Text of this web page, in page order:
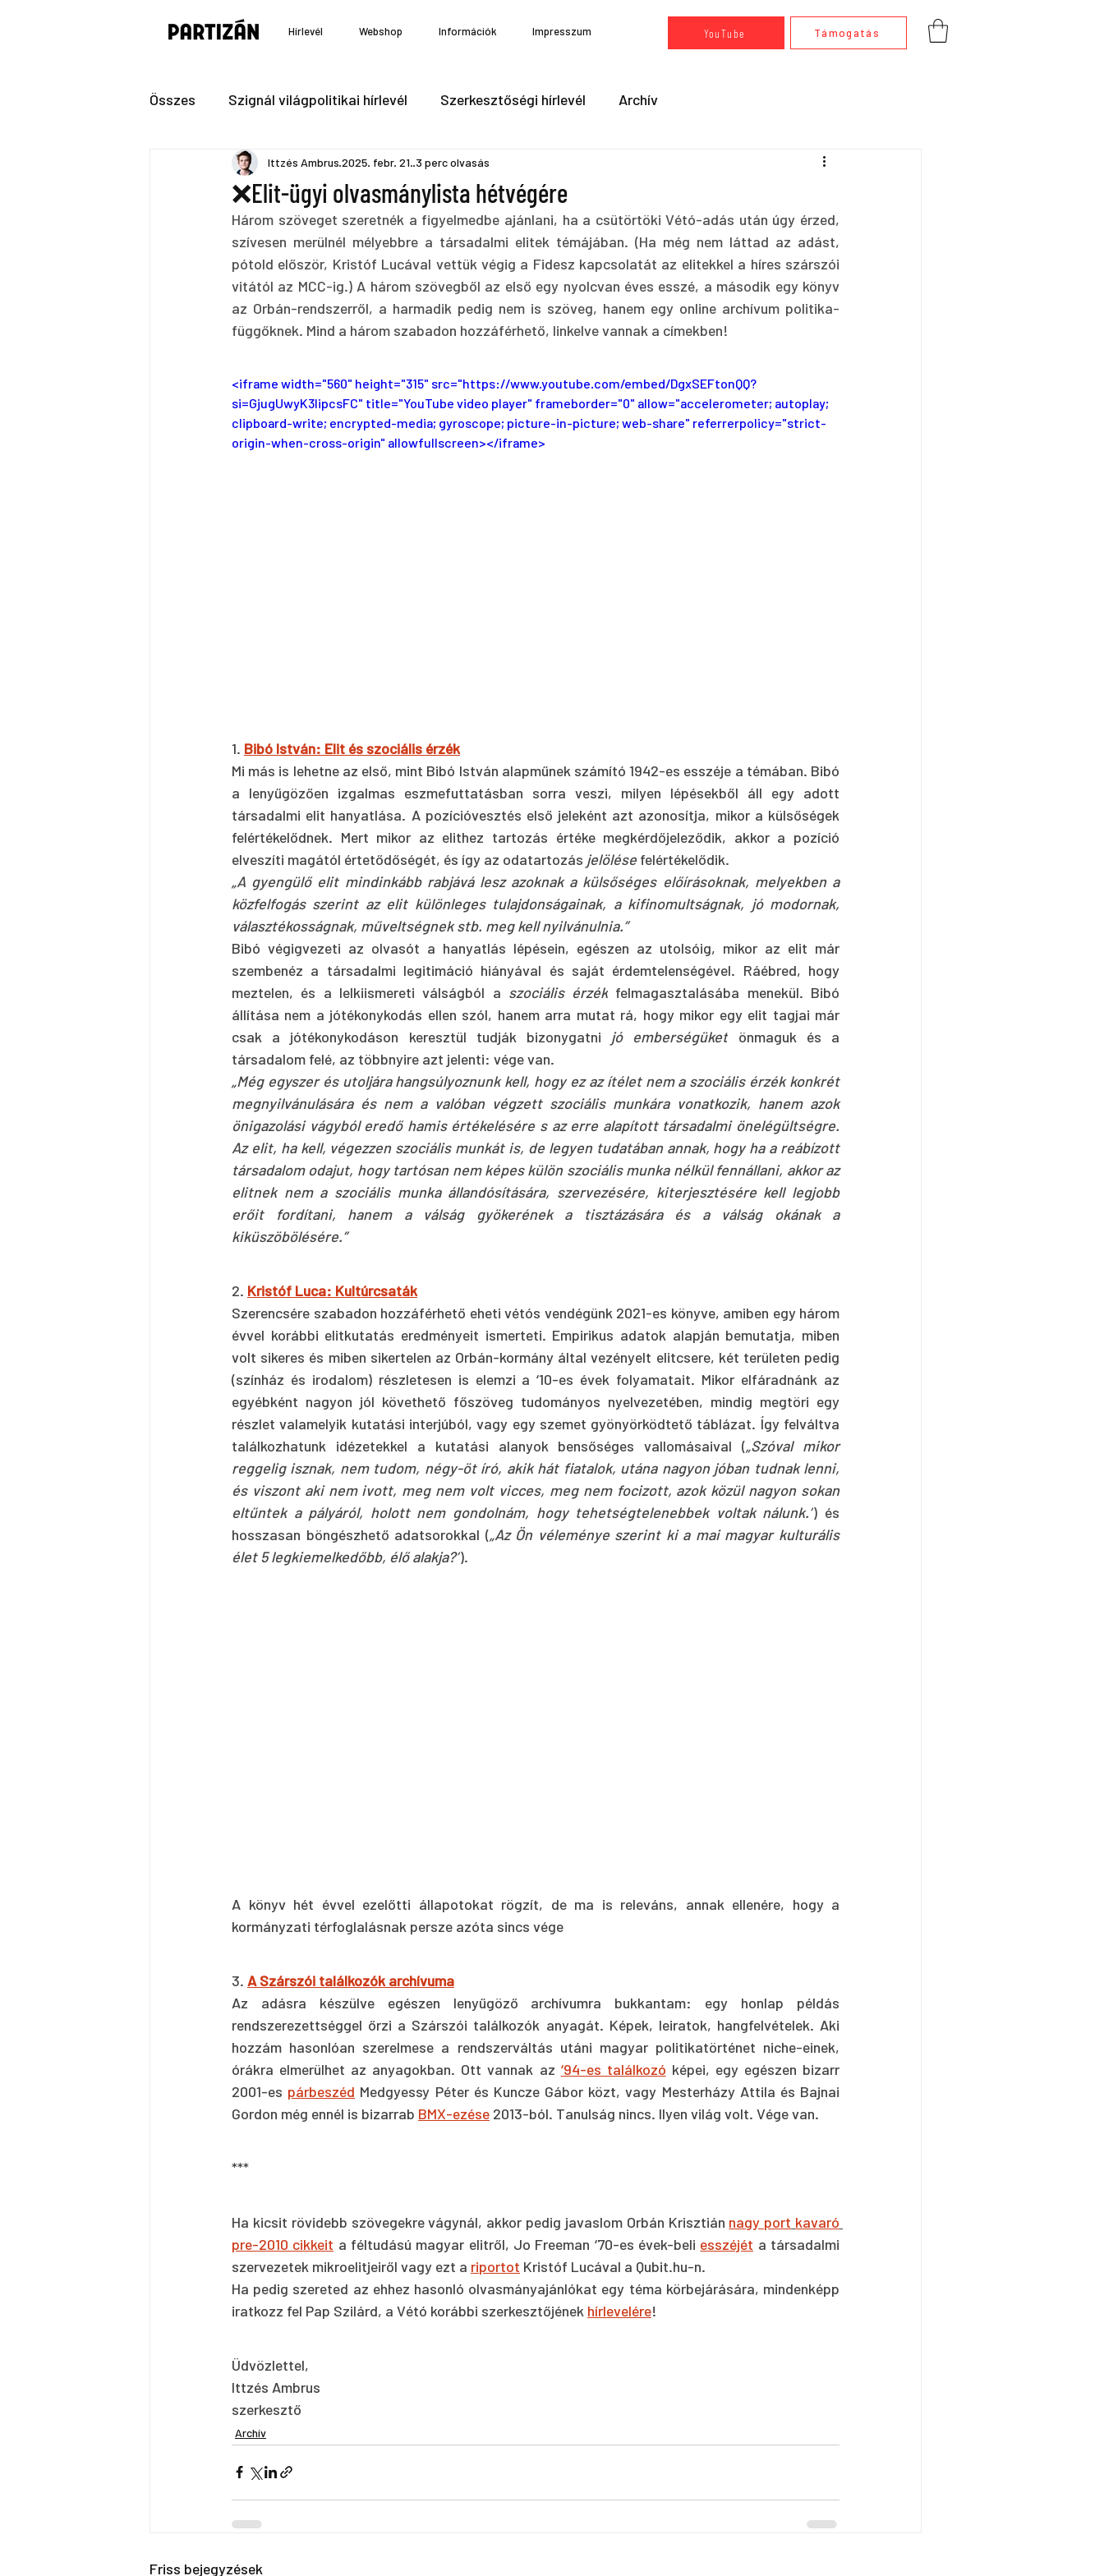
Hírlevél Webshop Információk Impresszum YouTube Támogatás
Összes Szignál világpolitikai hírlevél Szerkesztőségi hírlevél Archív
❌Elit-ügyi olvasmánylista hétvégére
Ittzés Ambrus 2025. febr. 21. 3 perc olvasás
Három szöveget szeretnék a figyelmedbe ajánlani, ha a csütörtöki Vétó-adás után úgy érzed,
szívesen merülnél mélyebbre a társadalmi elitek témájában. (Ha még nem láttad az adást,
pótold először, Kristóf Lucával vettük végig a Fidesz kapcsolatát az elitekkel a híres szárszói
vitától az MCC-ig.) A három szövegből az első egy nyolcvan éves esszé, a második egy könyv
az Orbán-rendszerről, a harmadik pedig nem is szöveg, hanem egy online archívum politika-
függőknek. Mind a három szabadon hozzáférhető, linkelve vannak a címekben!
<iframe width="560" height="315" src="https://www.youtube.com/embed/DgxSEFtonQQ?
si=GjugUwyK3IipcsFC" title="YouTube video player" frameborder="0" allow="accelerometer; autoplay;
clipboard-write; encrypted-media; gyroscope; picture-in-picture; web-share" referrerpolicy="strict-
origin-when-cross-origin" allowfullscreen></iframe>
1. Bibó István: Elit és szociális érzék
Mi más is lehetne az első, mint Bibó István alapműnek számító 1942-es esszéje a témában. Bibó
a lenyűgözően izgalmas eszmefuttatásban sorra veszi, milyen lépésekből áll egy adott
társadalmi elit hanyatlása. A pozícióvesztés első jeleként azt azonosítja, mikor a külsőségek
felértékelődnek. Mert mikor az elithez tartozás értéke megkérdőjeleződik, akkor a pozíció
elveszíti magától értetődőségét, és így az odatartozás jelölése felértékelődik.
„A gyengülő elit mindinkább rabjává lesz azoknak a külsőséges előírásoknak, melyekben a
közfelfogás szerint az elit különleges tulajdonságainak, a kifinomultságnak, jó modornak,
választékosságnak, műveltségnek stb. meg kell nyilvánulnia.”
Bibó végigvezeti az olvasót a hanyatlás lépésein, egészen az utolsóig, mikor az elit már
szembenéz a társadalmi legitimáció hiányával és saját érdemtelenségével. Ráébred, hogy
meztelen, és a lelkiismereti válságból a szociális érzék felmagasztalásába menekül. Bibó
állítása nem a jótékonykodás ellen szól, hanem arra mutat rá, hogy mikor egy elit tagjai már
csak a jótékonykodáson keresztül tudják bizonygatni jó emberségüket önmaguk és a
társadalom felé, az többnyire azt jelenti: vége van.
„Még egyszer és utoljára hangsúlyoznunk kell, hogy ez az ítélet nem a szociális érzék konkrét
megnyilvánulására és nem a valóban végzett szociális munkára vonatkozik, hanem azok
önigazolási vágyból eredő hamis értékelésére s az erre alapított társadalmi önelégültségre.
Az elit, ha kell, végezzen szociális munkát is, de legyen tudatában annak, hogy ha a reábízott
társadalom odajut, hogy tartósan nem képes külön szociális munka nélkül fennállani, akkor az
elitnek nem a szociális munka állandósítására, szervezésére, kiterjesztésére kell legjobb
erőit fordítani, hanem a válság gyökerének a tisztázására és a válság okának a
kiküszöbölésére.”
2. Kristóf Luca: Kultúrcsaták
Szerencsére szabadon hozzáférhető eheti vétós vendégünk 2021-es könyve, amiben egy három
évvel korábbi elitkutatás eredményeit ismerteti. Empirikus adatok alapján bemutatja, miben
volt sikeres és miben sikertelen az Orbán-kormány által vezényelt elitcsere, két területen pedig
(színház és irodalom) részletesen is elemzi a ‘10-es évek folyamatait. Mikor elfáradnánk az
egyébként nagyon jól követhető főszöveg tudományos nyelvezetében, mindig megtöri egy
részlet valamelyik kutatási interjúból, vagy egy szemet gyönyörködtető táblázat. Így felváltva
találkozhatunk idézetekkel a kutatási alanyok bensőséges vallomásaival („Szóval mikor
reggelig isznak, nem tudom, négy-öt író, akik hát fiatalok, utána nagyon jóban tudnak lenni,
és viszont aki nem ivott, meg nem volt vicces, meg nem focizott, azok közül nagyon sokan
eltűntek a pályáról, holott nem gondolnám, hogy tehetségtelenebbek voltak nálunk.”) és
hosszasan böngészhető adatsorokkal („Az Ön véleménye szerint ki a mai magyar kulturális
élet 5 legkiemelkedőbb, élő alakja?”).
A könyv hét évvel ezelőtti állapotokat rögzít, de ma is releváns, annak ellenére, hogy a
kormányzati térfoglalásnak persze azóta sincs vége
3. A Szárszói találkozók archívuma
Az adásra készülve egészen lenyűgöző archívumra bukkantam: egy honlap példás
rendszerezettséggel őrzi a Szárszói találkozók anyagát. Képek, leiratok, hangfelvételek. Aki
hozzám hasonlóan szerelmese a rendszerváltás utáni magyar politikatörténet niche-einek,
órákra elmerülhet az anyagokban. Ott vannak az ‘94-es találkozó képei, egy egészen bizarr
2001-es párbeszéd Medgyessy Péter és Kuncze Gábor közt, vagy Mesterházy Attila és Bajnai
Gordon még ennél is bizarrab BMX-ezése 2013-ból. Tanulság nincs. Ilyen világ volt. Vége van.
***
Ha kicsit rövidebb szövegekre vágynál, akkor pedig javaslom Orbán Krisztián nagy port kavaró
pre-2010 cikkeit a féltudású magyar elitről, Jo Freeman ‘70-es évek-beli esszéjét a társadalmi
szervezetek mikroelitjeiről vagy ezt a riportot Kristóf Lucával a Qubit.hu-n.
Ha pedig szereted az ehhez hasonló olvasmányajánlókat egy téma körbejárására, mindenképp
iratkozz fel Pap Szilárd, a Vétó korábbi szerkesztőjének hírlevelére!
Üdvözlettel,
Ittzés Ambrus
szerkesztő
Archív
Friss bejegyzések